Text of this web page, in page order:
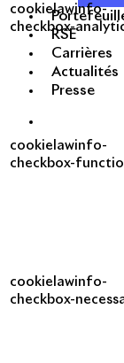
RSE
Carrières
Actualités
Presse
cookielawinfo-
checkbox-
cookielawinfo-
checkbox-
cookielawinfo-
checkbox-